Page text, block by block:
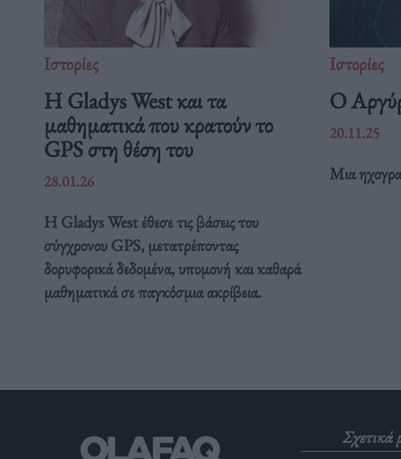
Ιστορίες
Η Gladys West και τα
μαθηματικά που κρατούν το
GPS στη θέση του
28.01.26
Η Gladys West έθεσε τις βάσεις του
σύγχρονου GPS, μετατρέποντας
δορυφορικά δεδομένα, υπομονή και καθαρά
μαθηματικά σε παγκόσμια ακρίβεια.
Ιστορίες
Ο
20.11.25
Μια
Σχετικά